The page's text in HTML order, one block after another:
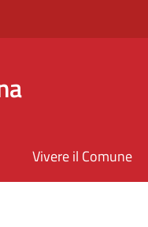
Vivere il Comune